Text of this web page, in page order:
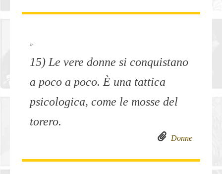
»
15) Le vere donne si conquistano
a poco a poco. È una tattica
psicologica, come le mosse del
torero.
Donne